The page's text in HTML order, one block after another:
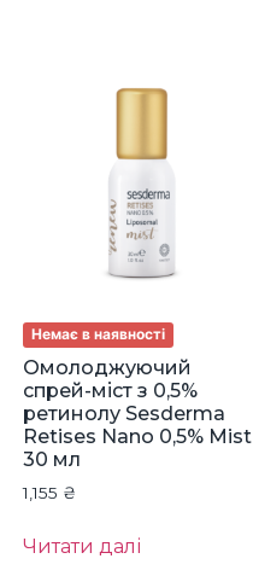
Немає в наявності
Омолоджуючий
спрей-міст з 0,5%
ретинолу Sesderma
Retises Nano 0,5% Mist
30 мл
1,155 ₴
Читати далі